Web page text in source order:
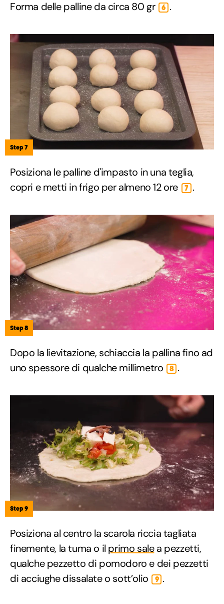
Forma delle palline da circa 80 gr 6 .
Step 7
Posiziona le palline d'impasto in una teglia,
copri e metti in frigo per almeno 12 ore
7 .
Step 8
Dopo la lievitazione, schiaccia la pallina fino ad
uno spessore di qualche millimetro
8 .
Step 9
Posiziona al centro la scarola riccia tagliata
finemente, la tuma o il primo salea pezzetti,
qualche pezzetto di pomodoro e dei pezzetti
di acciughe dissalate o sott’olio
9 .